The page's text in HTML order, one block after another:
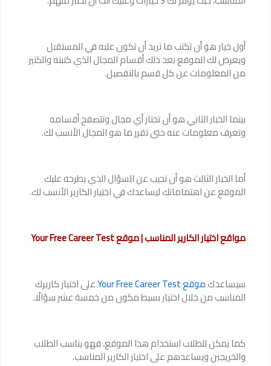
أول خيار هو أن تكتب ما تريد أن تكون عليه في المستقبل
ويعرض لك الموقع بعد ذلك أقسام المجال الذي كتبته والكثير
من المعلومات عن كل قسم بالتفصيل.
بينما الخيار الثاني هو أن تختار أي مجال وتتصفح أقسامه
وتعرف معلومات عنه حتى تقرر ما هو المجال الأنسب لك.
أما الخيار الثالث هو أن تجيب عن السؤال الذي يطرحه عليك
الموقع عن اهتماماتك ليساعدك في اختيار الكارير الأنسب لك.
مواقع اختيار الكارير المناسب | موقع Your Free Career Test
سيساعدكموقع Your Free Career Test على اختيار كاريرك
المناسب من خلال اختبار بسيط مكون من خمسة عشر سؤالًا.
كما يمكن للطلاب استخدام هذا الموقع، فهو يناسب الطلاب
والخريجين ويساعدهم على اختيار الكارير المناسب.